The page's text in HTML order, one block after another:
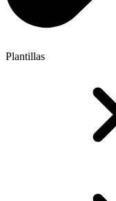
Plantillas